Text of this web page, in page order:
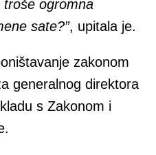
troše ogromna
sate?”, upitala je.
zakonom
generalnog direktora
s Zakonom i